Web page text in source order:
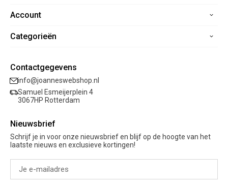
Home
Veelgestelde vragen
Retourneren
Garantie
Account
Registreren
Mijn verlanglijst
Categorieën
Sale
Kleding
Schoenen
Cadeaubon
Contactgegevens
info@joanneswebshop.nl
Samuel Esmeijerplein 4
3067HP Rotterdam
Nieuwsbrief
Schrijf je in voor onze nieuwsbrief en blijf op de hoogte van het
laatste nieuws en exclusieve kortingen!